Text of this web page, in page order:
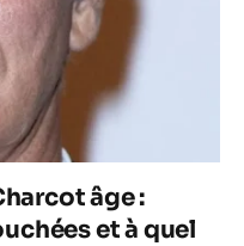
âge :
et à quel